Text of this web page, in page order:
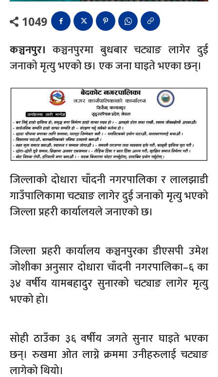
1049
कञ्चनपुर। कञ्चनपुरमा बुधबार चट्याङ लागेर दुई
जनाको मृत्यु भएको छ। एक जना घाइते भएका छन्।
जिल्लाको दोधारा चाँदनी नगरपालिका र लालझाडी
गाउँपालिकामा चट्याङ लागेर दुई जनाको मृत्यु भएको
जिल्ला प्रहरी कार्यालयले जनाएको छ।
जिल्ला प्रहरी कार्यालय कञ्चनपुरका डीएसपी उमेश
जोशीका अनुसार दोधारा चाँदनी नगरपालिका–६ का
३४ वर्षीय यामबहादुर सुनारको चट्याङ लागेर मृत्यु
भएको हो।
सोही ठाउँका ३६ वर्षीय जगते सुनार घाइते भएका
छन्। रुखमा ओत लाग्ने क्रममा उनीहरुलाई चट्याङ
लागेको थियो।